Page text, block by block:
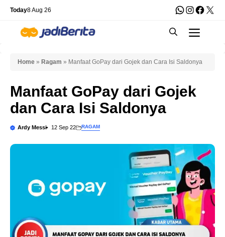
Skip
content
Today8 Aug 26 WhatsApp
X
Home » Ragam » Manfaat GoPay dari Gojek dan Cara Isi Saldonya
Manfaat GoPay dari Gojek
dan Cara Isi Saldonya
Ardy Messi 12 Sep 22 RAGAM